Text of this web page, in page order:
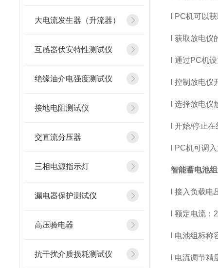
大电流发生器（升流器）
互感器伏安特性测试仪
绝缘油介电强度测试仪
接地电阻测试仪
交直流分压器
三相电源指示灯
漏电器保护测试仪
高压验电器
抗干扰介质损耗测试仪
l PC机可以
l 获取放电
l 通过PC机
l 控制放电
l 选择放电仪
l 开始/停止
l PC机可调
智能蓄电池
l 接入负载
l 额定电流
l 电池组标
l 电流调节精